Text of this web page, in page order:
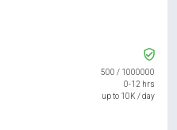
500 / 1000000
0-12 hrs
up to 10K / day